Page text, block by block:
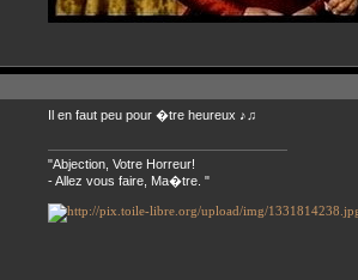
Il en faut peu pour �tre heureux ♪♫
"Abjection, Votre Horreur!
- Allez vous faire, Ma�tre. "